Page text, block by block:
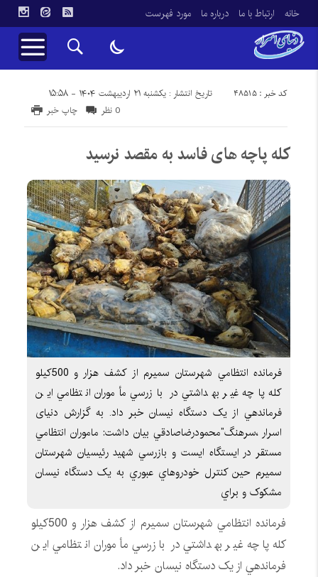
خانه ارتباط با ما درباره ما مورد فهرست
تاریخ انتشار : یکشنبه ۲۱ اردیبهشت ۱۴۰۴ - ۱۵:۵۸ کد خبر : 48515
چاپ خبر 0 نظر
کله پاچه های فاسد به مقصد نرسید
فرمانده انتظامي شهرستان سميرم از کشف هزار و 500کيلو
کله پاچه غير بهداشتي در بازرسي مأموران انتظامي اين
فرماندهي از يک دستگاه نيسان خبر داد. به گزارش دنیای
اسرار ،سرهنگ”محمودرضاصادقي بيان داشت: ماموران انتظامي
مستقر در ايستگاه ايست و بازرسي شهيد رئيسيان شهرستان
سميرم حين کنترل خودروهاي عبوري به يک دستگاه نيسان
مشکوک و براي
فرمانده انتظامي شهرستان سميرم از کشف هزار و 500کيلو
کله پاچه غير بهداشتي در بازرسي مأموران انتظامي اين
فرماندهي از يک دستگاه نيسان خبر داد.